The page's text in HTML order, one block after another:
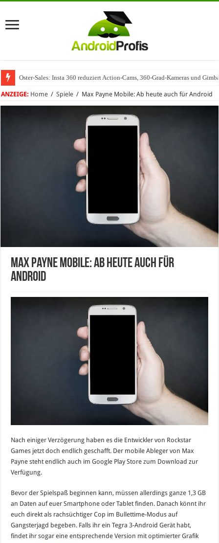
Oster-Sales: Insta 360 reduziert Action-Cams, 360-Grad-Kameras und
ANZEIGE: Home / Spiele / Max Payne Mobile: Ab heute auch für Android
Max Payne Mobile: Ab heute auch für
Android
Nach einiger Verzögerung haben es die Entwickler von Rockstar
Games jetzt doch endlich geschafft. Der mobile Ableger von Max
Payne steht endlich auch im Google Play Store zum Download zur
Verfügung.
Bevor der Spielspaß beginnen kann, müssen allerdings ganze 1,3 GB
an Daten auf euer Smartphone oder Tablet finden. Danach könnt ihr
euch direkt als rachsüchtiger Cop im Bullettime-Modus auf
Gangsterjagd begeben. Falls ihr ein Tegra 3-Android Gerät habt,
findet ihr sogar eine entsprechende Version mit optimierter Grafik